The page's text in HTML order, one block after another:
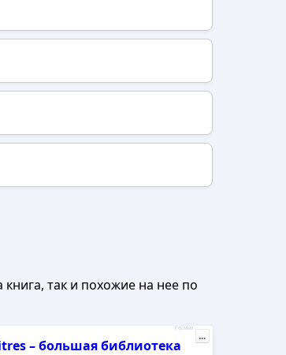
так и похожие на нее по
– большая библиотека
Реклама
...